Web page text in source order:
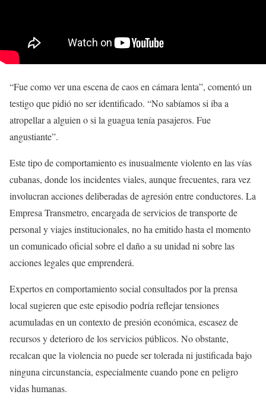
“Fue como ver una escena de caos en cámara lenta”, comentó un
testigo que pidió no ser identificado. “No sabíamos si iba a
atropellar a alguien o si la guagua tenía pasajeros. Fue
angustiante”.
Este tipo de comportamiento es inusualmente violento en las vías
cubanas, donde los incidentes viales, aunque frecuentes, rara vez
involucran acciones deliberadas de agresión entre conductores. La
Empresa Transmetro, encargada de servicios de transporte de
personal y viajes institucionales, no ha emitido hasta el momento
un comunicado oficial sobre el daño a su unidad ni sobre las
acciones legales que emprenderá.
Expertos en comportamiento social consultados por la prensa
local sugieren que este episodio podría reflejar tensiones
acumuladas en un contexto de presión económica, escasez de
recursos y deterioro de los servicios públicos. No obstante,
recalcan que la violencia no puede ser tolerada ni justificada bajo
ninguna circunstancia, especialmente cuando pone en peligro
vidas humanas.